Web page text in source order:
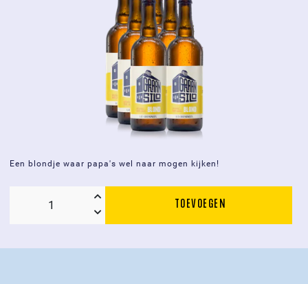
Een blondje waar papa's wel naar mogen kijken!
TOEVOEGEN